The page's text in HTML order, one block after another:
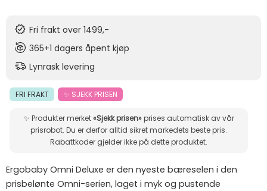
Fri frakt over 1499,-
365+1 dagers åpent kjøp
Lynrask levering
FRI FRAKT ✨ SJEKK PRISEN
✨ Produkter merket«Sjekk prisen»prises automatisk av vår
prisrobot. Du er derfor alltid sikret markedets beste pris.
Rabattkoder gjelder ikke på dette produktet.
Ergobaby Omni Deluxe er den nyeste bæreselen i den
prisbelønte Omni-serien, laget i myk og pustende